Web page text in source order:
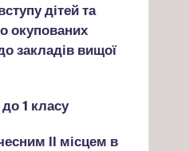
дітей та
окупованих
закладів вищої
1 класу
ІІ місцем в